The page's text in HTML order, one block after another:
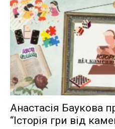
Анастасія Баукова
“Історія гри від